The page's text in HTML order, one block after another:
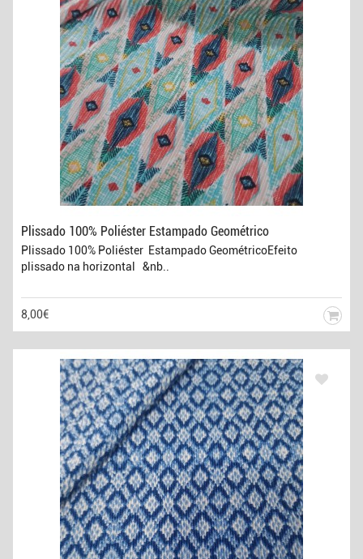
Plissado 100% Poliéster Estampado Geométrico
Plissado 100% Poliéster Estampado GeométricoEfeito
plissado na horizontal &nb..
8,00€